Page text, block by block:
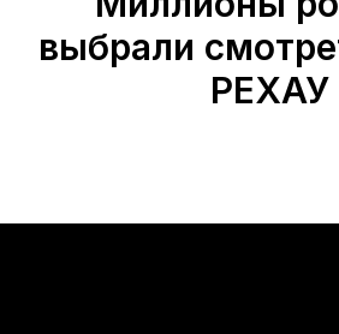
выбрали
РЕХАУ